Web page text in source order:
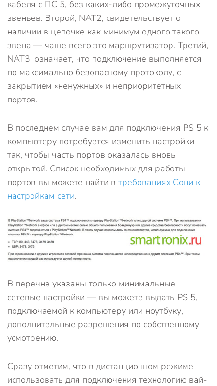
кабеля с ПС 5, без каких-либо промежуточных
звеньев. Второй, NAT2, свидетельствует о
наличии в цепочке как минимум одного такого
звена — чаще всего это маршрутизатор. Третий,
NAT3, означает, что подключение выполняется
по максимально безопасному протоколу, с
закрытием «ненужных» и неприоритетных
портов.
В последнем случае вам для подключения PS 5 к
компьютеру потребуется изменить настройки
так, чтобы часть портов оказалась вновь
открытой. Список необходимых для работы
портов вы можете найти в требованиях Сони к
настройкам сети.
В перечне указаны только минимальные
сетевые настройки — вы можете выдать PS 5,
подключаемой к компьютеру или ноутбуку,
дополнительные разрешения по собственному
усмотрению.
Сразу отметим, что в дистанционном режиме
использовать для подключения технологию вай-